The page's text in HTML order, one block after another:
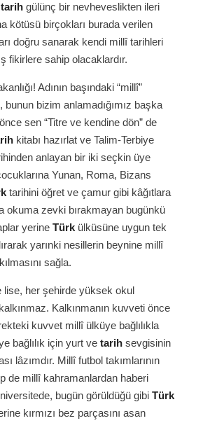
tarih gülünç bir nevheveslikten ileri
kötüsü birçokları burada verilen
doğru sanarak kendi millî tarihleri
fikirlere sahip olacaklardır.
Adının başındaki “millî”
bizim anlamadığımız başka
sen “Titre ve kendine dön” de
kitabı hazırlat ve Talim-Terbiye
anlayan bir iki seçkin üye
Yunan, Roma, Bizans
tarihini öğret ve çamur gibi kâğıtlara
okuma zevki bırakmayan bugünkü
yerine Türk ülküsüne uygun tek
yarınki nesillerin beynine millî
sağla.
lise, her şehirde yüksek okul
kalkınmaz. Kalkınmanın kuvveti önce
kuvvet millî ülküye bağlılıkla
bağlılık için yurt ve tarih sevgisinin
lâzımdır. Millî futbol takımlarının
de millî kahramanlardan haberi
bugün görüldüğü gibi Türk
kırmızı bez parçasını asan